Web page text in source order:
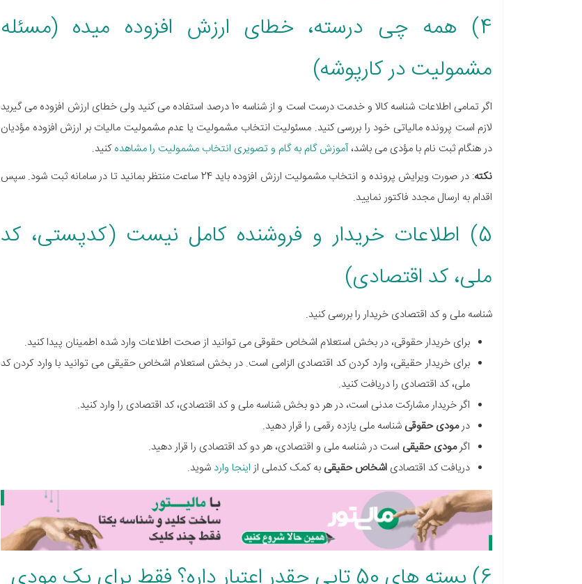
4) همه چی درسته، خطای ارزش افزوده میده (مسئله
مشمولیت در کارپوشه)
اگر تمامی اطلاعات شناسه کالا و خدمت درست است و از شناسه 10 درصد استفاده می کنید ولی خطای ارزش افزوده می گیرید
لازم است پرونده مالیاتی خود را بررسی کنید. مسئولیت انتخاب مشمولیت یا عدم مشمولیت مالیات بر ارزش افزوده مؤدیان
در هنگام ثبت نام با مؤدی می باشد،آموزش گام به گام و تصویری انتخاب مشمولیت را مشاهدهکنید.
نکته
: در صورت ویرایش پرونده و انتخاب مشمولیت ارزش افزوده باید 24 ساعت منتظر بمانید تا در سامانه ثبت شود. سپس
اقدام به ارسال مجدد فاکتور نمایید.
5) اطلاعات خریدار و فروشنده کامل نیست (کدپستی، کد
ملی، کد اقتصادی)
شناسه ملی و کد اقتصادی خریدار را بررسی کنید.
برای خریدار حقوقی، در بخش استعلام اشخاص حقوقی می توانید از صحت اطلاعات وارد شده اطمینان پیدا کنید.
برای خریدار حقیقی، وارد کردن کد اقتصادی الزامی است. در بخش استعلام اشخاص حقیقی می توانید با وارد کردن کد
ملی، کد اقتصادی را دریافت کنید.
اگر خریدار مشارکت مدنی است، در هر دو بخش شناسه ملی و کد اقتصادی، کد اقتصادی را وارد کنید.
درمودی حقوقی شناسه ملی یازده رقمی را قرار دهید.
اگرمودی حقیقی است در شناسه ملی و اقتصادی، هر دو کد اقتصادی را قرار دهید.
دریافت کد اقتصادی اشخاص حقیقی به کمک کدملی ازاینجا وارد شوید.